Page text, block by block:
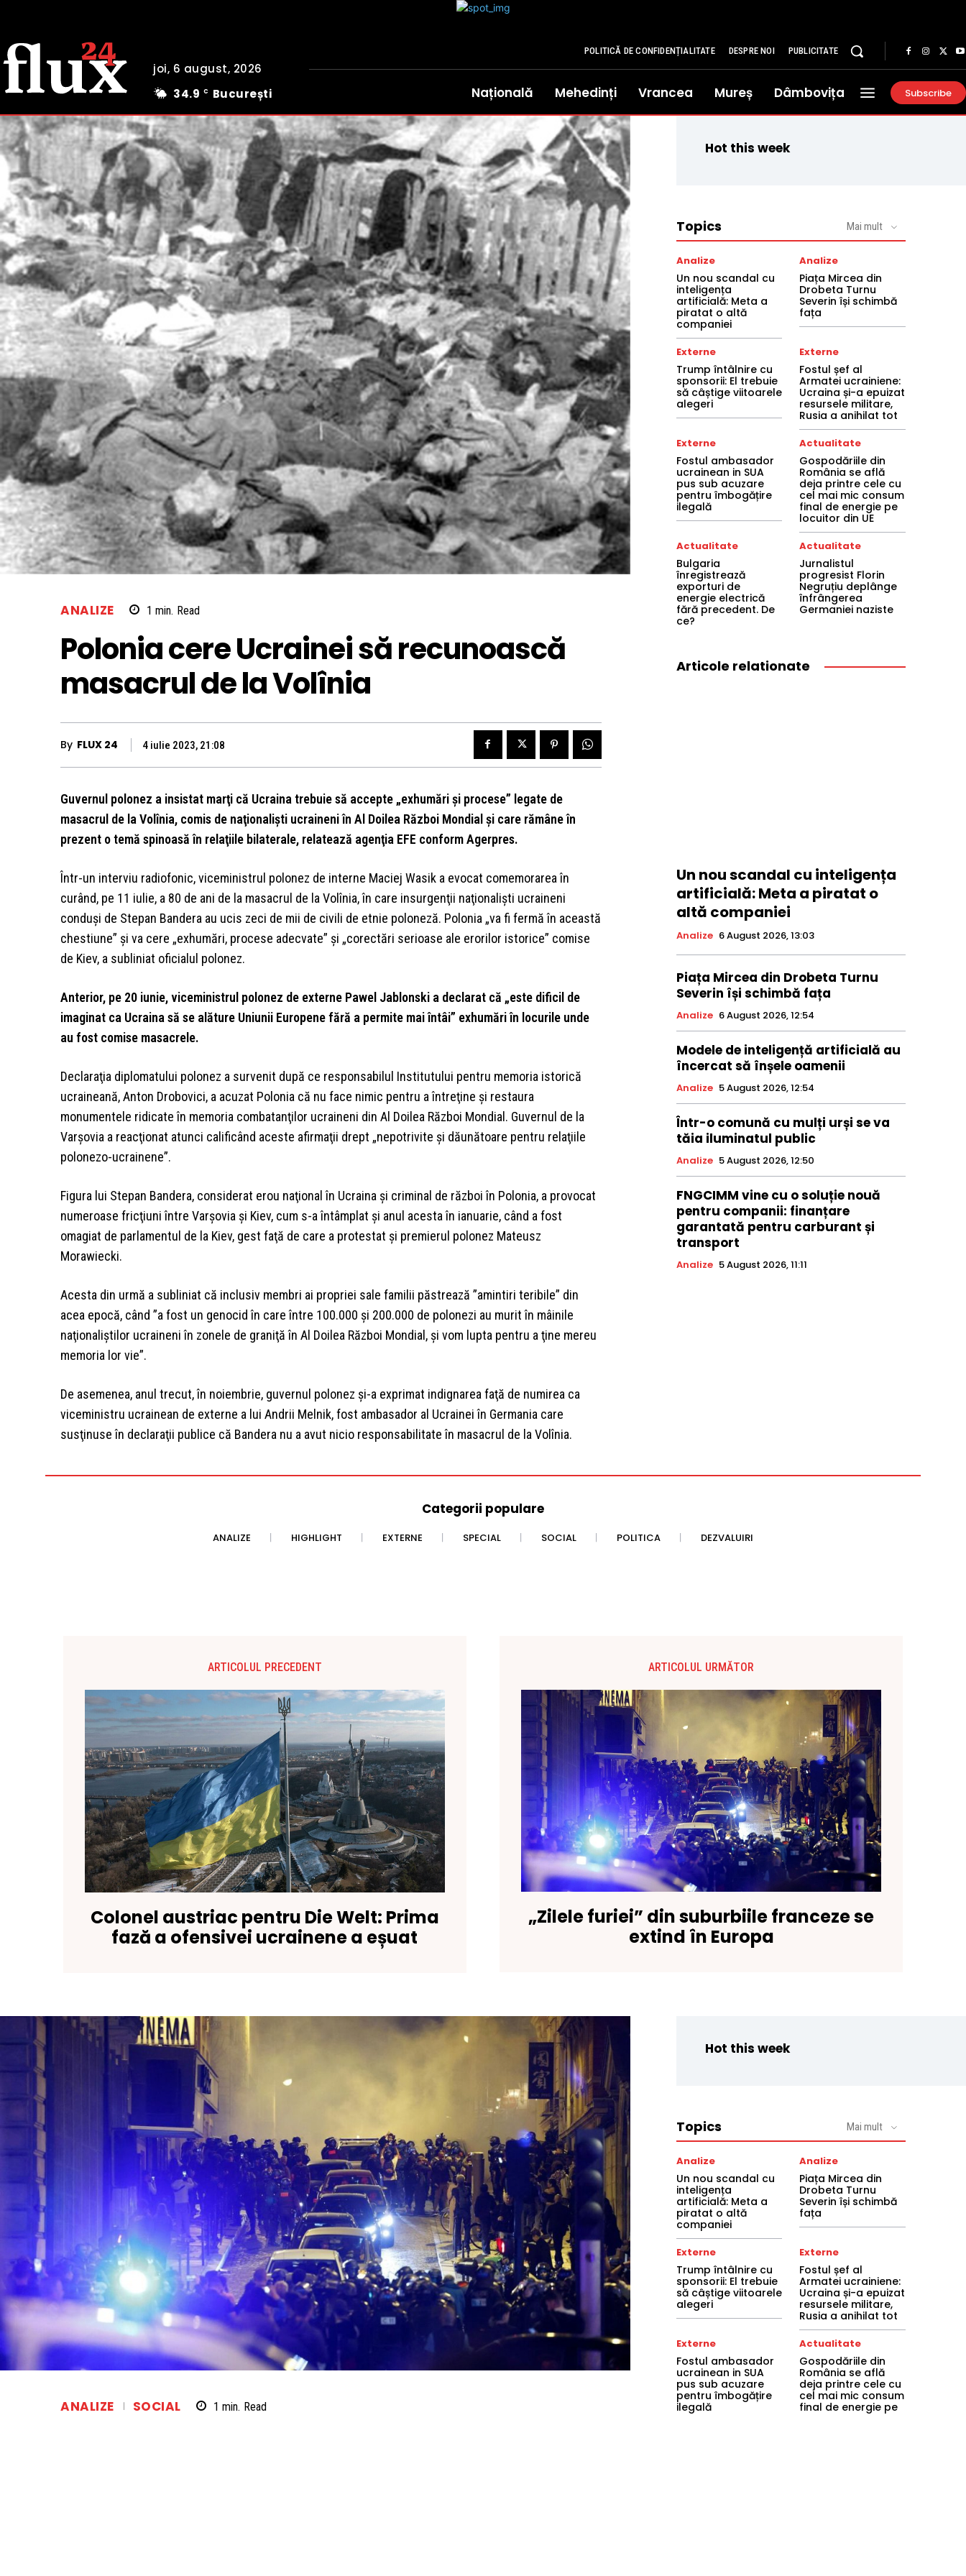
joi, 6 august, 2026
34.9 C București
POLITICĂ DE CONFIDENȚIALITATE DESPRE NOI PUBLICITATE
Națională Mehedinți Vrancea Mureș Dâmbovița Subscribe
ANALIZE 1 min. Read
Polonia cere Ucrainei să recunoască
masacrul de la Volînia
By FLUX 24 4 iulie 2023, 21:08
Guvernul polonez a insistat marţi că Ucraina trebuie să accepte „exhumări şi procese” legate de
masacrul de la Volînia, comis de naţionalişti ucraineni în Al Doilea Război Mondial şi care rămâne în
prezent o temă spinoasă în relaţiile bilaterale, relatează agenţia EFE conform Agerpres.
Într-un interviu radiofonic, viceministrul polonez de interne Maciej Wasik a evocat comemorarea în
curând, pe 11 iulie, a 80 de ani de la masacrul de la Volînia, în care insurgenţii naţionalişti ucraineni
conduşi de Stepan Bandera au ucis zeci de mii de civili de etnie poloneză. Polonia „va fi fermă în această
chestiune” şi va cere „exhumări, procese adecvate” şi „corectări serioase ale erorilor istorice” comise
de Kiev, a subliniat oficialul polonez.
Anterior, pe 20 iunie, viceministrul polonez de externe Pawel Jablonski a declarat că „este dificil de
imaginat ca Ucraina să se alăture Uniunii Europene fără a permite mai întâi” exhumări în locurile unde
au fost comise masacrele.
Declaraţia diplomatului polonez a survenit după ce responsabilul Institutului pentru memoria istorică
ucraineană, Anton Drobovici, a acuzat Polonia că nu face nimic pentru a întreţine şi restaura
monumentele ridicate în memoria combatanţilor ucraineni din Al Doilea Război Mondial. Guvernul de la
Varşovia a reacţionat atunci calificând aceste afirmaţii drept „nepotrivite şi dăunătoare pentru relaţiile
polonezo-ucrainene”.
Figura lui Stepan Bandera, considerat erou naţional în Ucraina şi criminal de război în Polonia, a provocat
numeroase fricţiuni între Varşovia şi Kiev, cum s-a întâmplat şi anul acesta în ianuarie, când a fost
omagiat de parlamentul de la Kiev, gest faţă de care a protestat şi premierul polonez Mateusz
Morawiecki.
Acesta din urmă a subliniat că inclusiv membri ai propriei sale familii păstrează ”amintiri teribile” din
acea epocă, când ”a fost un genocid în care între 100.000 şi 200.000 de polonezi au murit în mâinile
naţionaliştilor ucraineni în zonele de graniţă în Al Doilea Război Mondial, şi vom lupta pentru a ţine mereu
memoria lor vie”.
De asemenea, anul trecut, în noiembrie, guvernul polonez şi-a exprimat indignarea faţă de numirea ca
viceministru ucrainean de externe a lui Andrii Melnik, fost ambasador al Ucrainei în Germania care
susţinuse în declaraţii publice că Bandera nu a avut nicio responsabilitate în masacrul de la Volînia.
Hot this week
Topics Mai mult
Analize
Un nou scandal cu
inteligența
artificială: Meta a
piratat o altă
companiei
Analize
Piața Mircea din
Drobeta Turnu
Severin își schimbă
fața
Externe
Trump întâlnire cu
sponsorii: El trebuie
să câștige viitoarele
alegeri
Externe
Fostul șef al
Armatei ucrainiene:
Ucraina și-a epuizat
resursele militare,
Rusia a anihilat tot
Externe
Fostul ambasador
ucrainean in SUA
pus sub acuzare
pentru îmbogățire
ilegală
Actualitate
Gospodăriile din
România se află
deja printre cele cu
cel mai mic consum
final de energie pe
locuitor din UE
Actualitate
Bulgaria
înregistrează
exporturi de
energie electrică
fără precedent. De
ce?
Actualitate
Jurnalistul
progresist Florin
Negruțiu deplânge
înfrângerea
Germaniei naziste
Articole relationate
Un nou scandal cu inteligența
artificială: Meta a piratat o
altă companiei
Analize 6 August 2026, 13:03
Piața Mircea din Drobeta Turnu
Severin își schimbă fața
Analize 6 August 2026, 12:54
Modele de inteligență artificială au
încercat să înșele oamenii
Analize 5 August 2026, 12:54
Într-o comună cu mulți urși se va
tăia iluminatul public
Analize 5 August 2026, 12:50
FNGCIMM vine cu o soluție nouă
pentru companii: finanțare
garantată pentru carburant și
transport
Analize 5 August 2026, 11:11
Categorii populare
ANALIZE HIGHLIGHT EXTERNE SPECIAL SOCIAL POLITICA DEZVALUIRI
ARTICOLUL PRECEDENT
Colonel austriac pentru Die Welt: Prima
fază a ofensivei ucrainene a eșuat
ARTICOLUL URMĂTOR
„Zilele furiei” din suburbiile franceze se
extind în Europa